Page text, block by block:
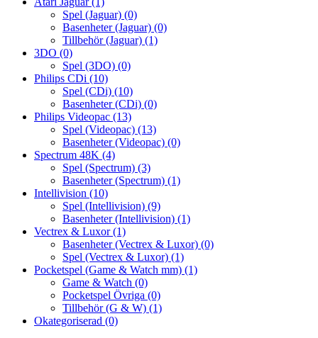
Spel (Jaguar) (0)
Basenheter (Jaguar) (0)
Tillbehör (Jaguar) (1)
3DO (0)
Spel (3DO) (0)
Philips CDi (10)
Spel (CDi) (10)
Basenheter (CDi) (0)
Philips Videopac (13)
Spel (Videopac) (13)
Basenheter (Videopac) (0)
Spectrum 48K (4)
Spel (Spectrum) (3)
Basenheter (Spectrum) (1)
Intellivision (10)
Spel (Intellivision) (9)
Basenheter (Intellivision) (1)
Vectrex & Luxor(1)
Basenheter (Vectrex & Luxor) (0)
Spel (Vectrex & Luxor) (1)
Pocketspel (Game & Watch mm) (1)
Game & Watch (0)
Pocketspel Övriga (0)
Tillbehör (G & W) (1)
Okategoriserad (0)